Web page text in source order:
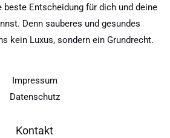
beste Entscheidung für dich und deine
Denn sauberes und gesundes
kein Luxus, sondern ein Grundrecht.
Impressum
Datenschutz
Kontakt